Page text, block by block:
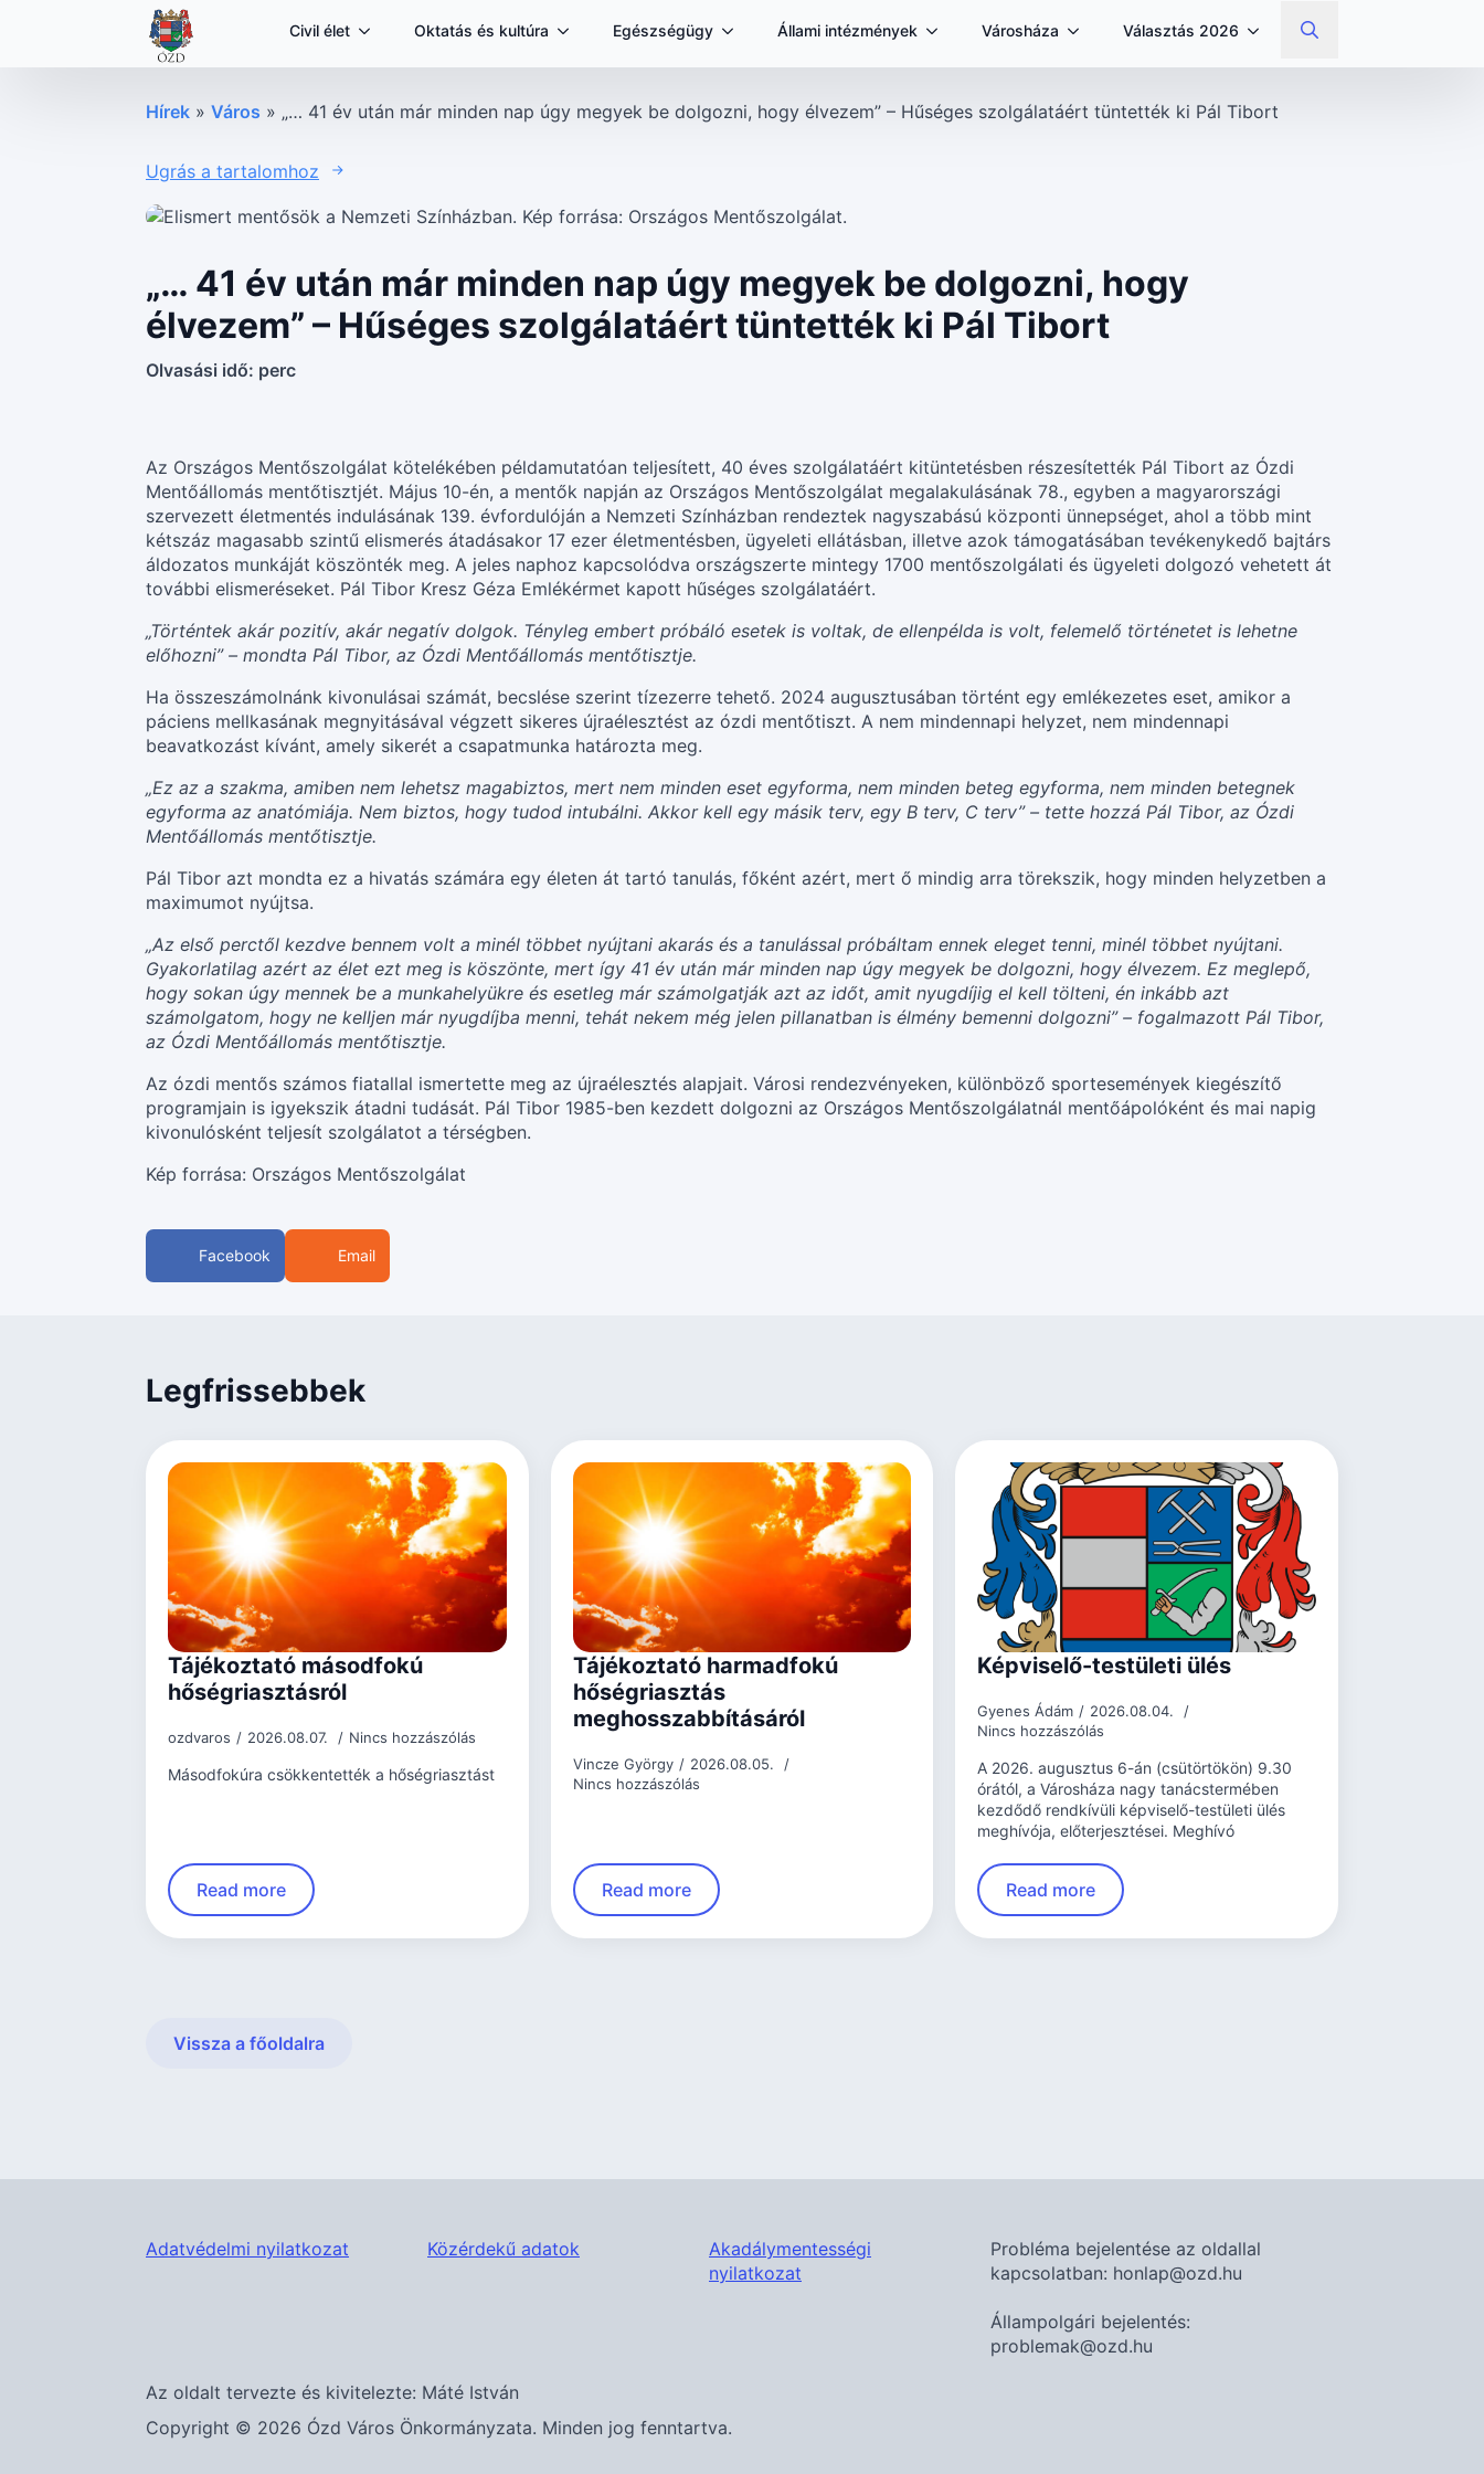
Civil élet Oktatás és kultúra Egészségügy Állami intézmények Városháza Választás 2026
Search
Hírek » Város » „… 41 év után már minden nap úgy megyek be dolgozni, hogy élvezem” – Hűséges szolgálatáért tüntették ki Pál Tibort
Ugrás a tartalomhoz
„… 41 év után már minden nap úgy megyek be dolgozni, hogy
élvezem” – Hűséges szolgálatáért tüntették ki Pál Tibort
Olvasási idő: perc
Az Országos Mentőszolgálat kötelékében példamutatóan teljesített, 40 éves szolgálatáért kitüntetésben részesítették Pál Tibort az Ózdi
Mentőállomás mentőtisztjét. Május 10-én, a mentők napján az Országos Mentőszolgálat megalakulásának 78., egyben a magyarországi
szervezett életmentés indulásának 139. évfordulóján a Nemzeti Színházban rendeztek nagyszabású központi ünnepséget, ahol a több mint
kétszáz magasabb szintű elismerés átadásakor 17 ezer életmentésben, ügyeleti ellátásban, illetve azok támogatásában tevékenykedő bajtárs
áldozatos munkáját köszönték meg. A jeles naphoz kapcsolódva országszerte mintegy 1700 mentőszolgálati és ügyeleti dolgozó vehetett át
további elismeréseket. Pál Tibor Kresz Géza Emlékérmet kapott hűséges szolgálatáért.
„Történtek akár pozitív, akár negatív dolgok. Tényleg embert próbáló esetek is voltak, de ellenpélda is volt, felemelő történetet is lehetne
előhozni” – mondta Pál Tibor, az Ózdi Mentőállomás mentőtisztje.
Ha összeszámolnánk kivonulásai számát, becslése szerint tízezerre tehető. 2024 augusztusában történt egy emlékezetes eset, amikor a
páciens mellkasának megnyitásával végzett sikeres újraélesztést az ózdi mentőtiszt. A nem mindennapi helyzet, nem mindennapi
beavatkozást kívánt, amely sikerét a csapatmunka határozta meg.
„Ez az a szakma, amiben nem lehetsz magabiztos, mert nem minden eset egyforma, nem minden beteg egyforma, nem minden betegnek
egyforma az anatómiája. Nem biztos, hogy tudod intubálni. Akkor kell egy másik terv, egy B terv, C terv” – tette hozzá Pál Tibor, az Ózdi
Mentőállomás mentőtisztje.
Pál Tibor azt mondta ez a hivatás számára egy életen át tartó tanulás, főként azért, mert ő mindig arra törekszik, hogy minden helyzetben a
maximumot nyújtsa.
„Az első perctől kezdve bennem volt a minél többet nyújtani akarás és a tanulással próbáltam ennek eleget tenni, minél többet nyújtani.
Gyakorlatilag azért az élet ezt meg is köszönte, mert így 41 év után már minden nap úgy megyek be dolgozni, hogy élvezem. Ez meglepő,
hogy sokan úgy mennek be a munkahelyükre és esetleg már számolgatják azt az időt, amit nyugdíjig el kell tölteni, én inkább azt
számolgatom, hogy ne kelljen már nyugdíjba menni, tehát nekem még jelen pillanatban is élmény bemenni dolgozni” – fogalmazott Pál Tibor,
az Ózdi Mentőállomás mentőtisztje.
Az ózdi mentős számos fiatallal ismertette meg az újraélesztés alapjait. Városi rendezvényeken, különböző sportesemények kiegészítő
programjain is igyekszik átadni tudását. Pál Tibor 1985-ben kezdett dolgozni az Országos Mentőszolgálatnál mentőápolóként és mai napig
kivonulósként teljesít szolgálatot a térségben.
Kép forrása: Országos Mentőszolgálat
Facebook Email
Legfrissebbek
Tájékoztató másodfokú
hőségriasztásról
ozdvaros 2026.08.07. Nincs hozzászólás
Másodfokúra csökkentették a hőségriasztást
Read more
Tájékoztató harmadfokú
hőségriasztás
meghosszabbításáról
Vincze György
2026.08.05.
Nincs hozzászólás
Read more
Képviselő-testületi ülés
Gyenes Ádám
2026.08.04.
Nincs hozzászólás
A 2026. augusztus 6-án (csütörtökön) 9.30
órától, a Városháza nagy tanácstermében
kezdődő rendkívüli képviselő-testületi ülés
meghívója, előterjesztései. Meghívó
Read more
Vissza a főoldalra
Adatvédelmi nyilatkozat Közérdekű adatok
Akadálymentességi
nyilatkozat
Probléma bejelentése az oldallal
kapcsolatban: honlap@ozd.hu
Állampolgári bejelentés:
problemak@ozd.hu
Az oldalt tervezte és kivitelezte: Máté István
Copyright © 2026 Ózd Város Önkormányzata. Minden jog fenntartva.